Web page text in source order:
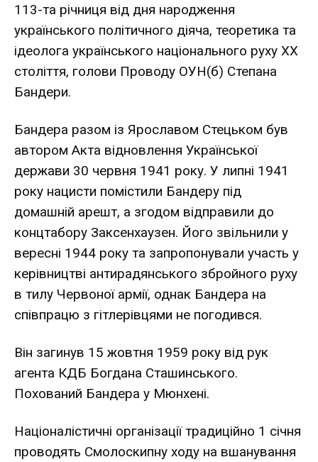
113-та річниця від дня народження
українського політичного діяча, теоретика та
ідеолога українського національного руху ХХ
століття, голови Проводу ОУН(б) Степана
Бандери.
Бандера разом із Ярославом Стецьком був
автором Акта відновлення Української
держави 30 червня 1941 року. У липні 1941
року нацисти помістили Бандеру під
домашній арешт, а згодом відправили до
концтабору Заксенхаузен. Його звільнили у
вересні 1944 року та запропонували участь у
керівництві антирадянського збройного руху
в тилу Червоної армії, однак Бандера на
співпрацю з гітлерівцями не погодився.
Він загинув 15 жовтня 1959 року від рук
агента КДБ Богдана Сташинського.
Похований Бандера у Мюнхені.
Націоналістичні організації традиційно 1 січня
проводять Смолоскипну ходу на вшанування